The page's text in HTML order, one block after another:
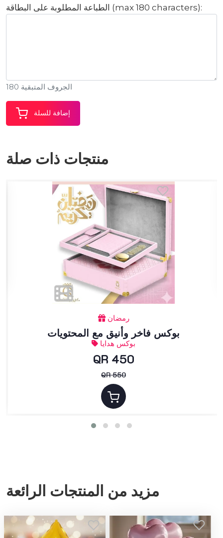
الطباعة المطلوبة على البطاقة (max 180 characters):
الجروف المتبقية 180
إضافة للسلة
منتجات ذات صلة
رمضان
بوكس فاخر وأنيق مع المحتويات
بوكس هدايا
QR 450
QR 550
مزيد من المنتجات الرائعة